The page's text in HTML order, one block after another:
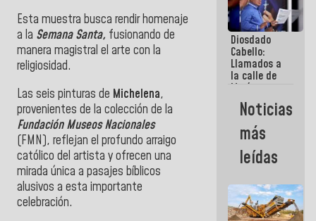
Esta muestra busca rendir homenaje
a la Semana Santa, fusionando de
manera magistral el arte con la
religiosidad.
Las seis pinturas de Michelena,
provenientes de la colección de la
Fundación Museos Nacionales
(FMN), reflejan el profundo arraigo
católico del artista y ofrecen una
mirada única a pasajes bíblicos
alusivos a esta importante
celebración.
¿Quién le
puede creer?
¿Y la gente
que ella iba
a salvar en
La Guaira?
Diosdado
Cabello:
Llamados a
la calle de
María
Machado se
estrellaron
de frente
contra el
Pueblo
Noticias
más
leídas